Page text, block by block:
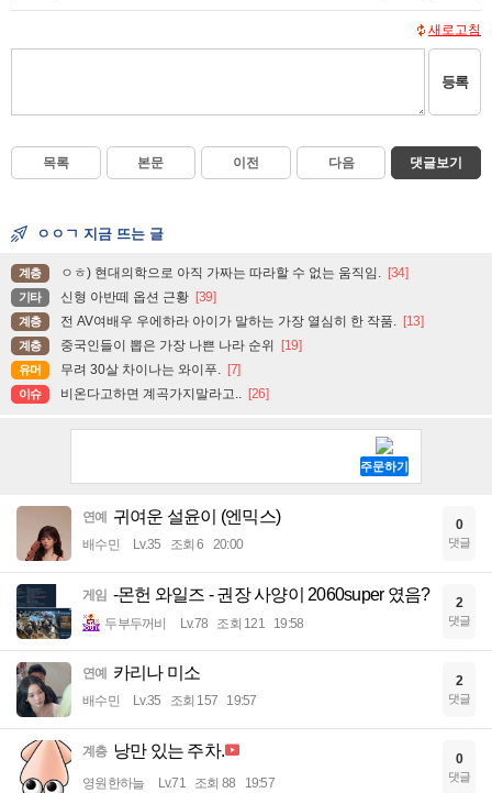
새로고침
등록
목록 본문 이전 다음 댓글보기
ㅇㅇㄱ 지금 뜨는 글
계층 ㅇㅎ) 현대의학으로 아직 가짜는 따라할 수 없는 움직임. [34]
기타 신형 아반떼 옵션 근황 [39]
계층 전 AV여배우 우에하라 아이가 말하는 가장 열심히 한 작품. [13]
계층 중국인들이 뽑은 가장 나쁜 나라 순위 [19]
유머 무려 30살 차이나는 와이푸. [7]
이슈 비온다고하면 계곡가지말라고.. [26]
연예 귀여운 설윤이 (엔믹스)
배수민 Lv.35 조회 6 20:00
0
댓글
게임 -몬헌 와일즈 - 권장 사양이 2060super 였음?
두부두꺼비 Lv.78 조회 121 19:58
2
댓글
연예 카리나 미소
배수민 Lv.35 조회 157 19:57
2
댓글
계층 낭만 있는 주차.
영원한하늘 Lv.71 조회 88 19:57
0
댓글